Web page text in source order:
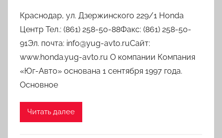
Краснодар, ул. Дзержинского 229/1 Honda
Центр Тел.: (861) 258-50-88Факс: (861) 258-50-
91Эл. почта: info@yug-avto.ruСайт:
www.honda.yug-avto.ru О компании Компания
«Юг-Авто» основана 1 сентября 1997 года.
Основное
Читать далее